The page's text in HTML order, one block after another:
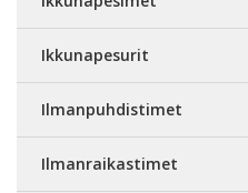
Ikkunapesurit
Ilmanpuhdistimet
Ilmanraikastimet